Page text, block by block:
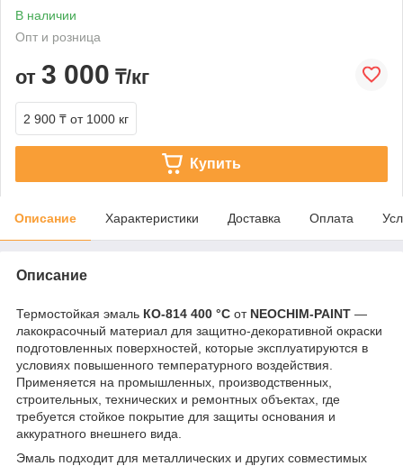
В наличии
Опт и розница
от 3 000 ₸/кг
2 900 ₸ от 1000 кг
Купить
Описание Характеристики Доставка Оплата
Описание
Термостойкая эмаль КО-814 400 °C от NEOCHIM-PAINT —
лакокрасочный материал для защитно-декоративной окраски
подготовленных поверхностей, которые эксплуатируются в
условиях повышенного температурного воздействия.
Применяется на промышленных, производственных,
строительных, технических и ремонтных объектах, где
требуется стойкое покрытие для защиты основания и
аккуратного внешнего вида.
Эмаль подходит для металлических и других совместимых